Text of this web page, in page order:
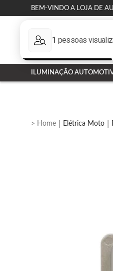
BEM-VINDO A LOJA DE
ILUMINAÇÃO
Elétrica Moto